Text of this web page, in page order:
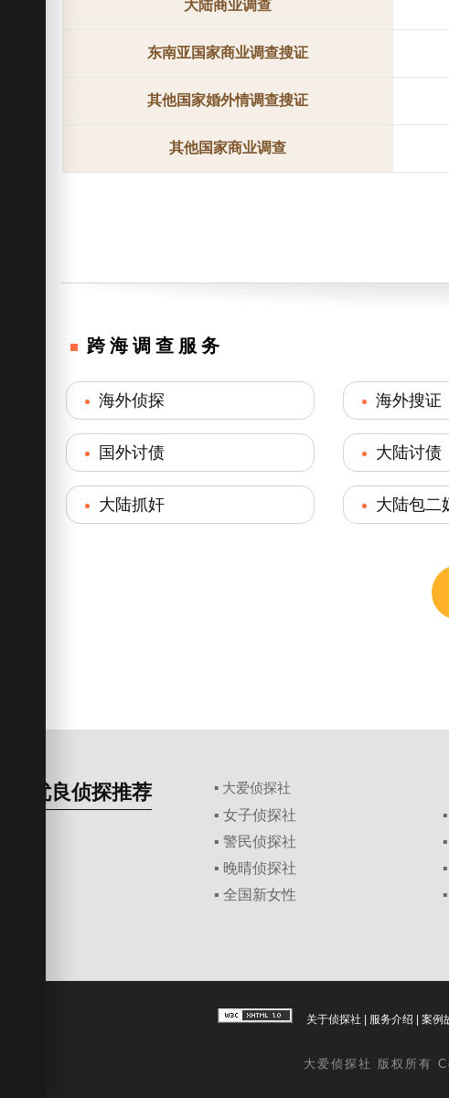
大陆商业调查
东南亚国家商业调查搜证
其他国家婚外情调查搜证
其他国家商业调查
跨海调查服务
海外侦探 海外搜证
国外讨债 大陆讨债
大陆抓奸 大陆包二
优良侦探推荐 ▪ 大爱侦探社
▪ 女子侦探社
▪ 警民侦探社
▪ 晚晴侦探社
▪ 全国新女性
关于侦探社 服务介绍 案例
大爱侦探社 版权所有